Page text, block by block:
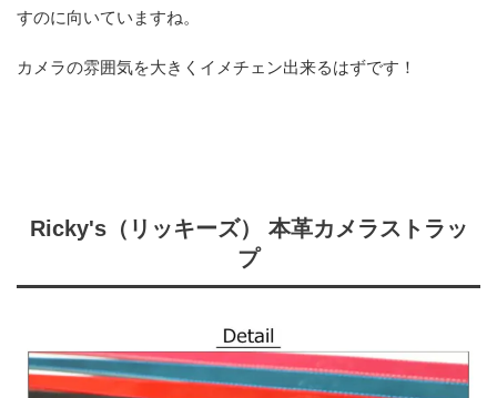
すのに向いていますね。
カメラの雰囲気を大きくイメチェン出来るはずです！
Ricky's（リッキーズ） 本革カメラストラッ
プ